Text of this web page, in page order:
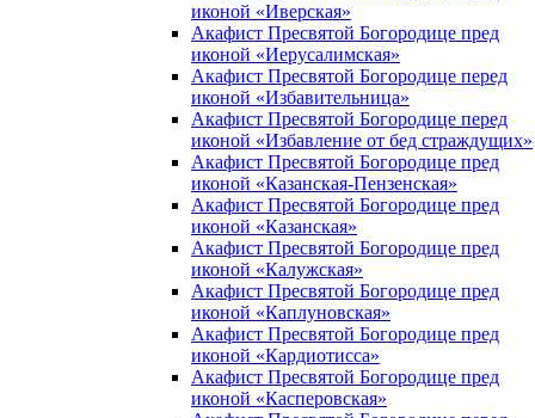
иконой «Иверская»
Акафист Пресвятой Богородице пред
иконой «Иерусалимская»
Акафист Пресвятой Богородице перед
иконой «Избавительница»
Акафист Пресвятой Богородице перед
иконой «Избавление от бед страждущих»
Акафист Пресвятой Богородице пред
иконой «Казанская-Пензенская»
Акафист Пресвятой Богородице пред
иконой «Казанская»
Акафист Пресвятой Богородице пред
иконой «Калужская»
Акафист Пресвятой Богородице пред
иконой «Каплуновская»
Акафист Пресвятой Богородице пред
иконой «Кардиотисса»
Акафист Пресвятой Богородице пред
иконой «Касперовская»